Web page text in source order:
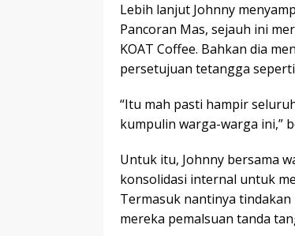
Lebih lanjut Johnny
Pancoran Mas, sejauh ini
KOAT Coffee. Bahkan dia
persetujuan tetangga
“Itu mah pasti hampir
kumpulin warga-warga ini,”
Untuk itu, Johnny bersama
konsolidasi internal untuk
Termasuk nantinya
mereka pemalsuan tanda